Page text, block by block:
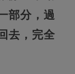
部分，過
去，完全